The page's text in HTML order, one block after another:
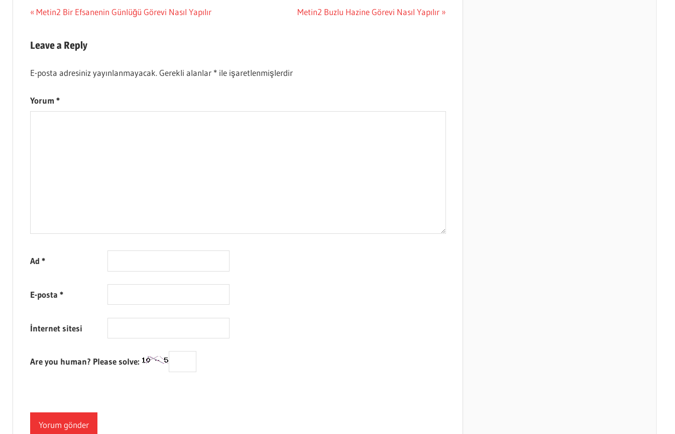
Yazı
Previous
Metin2 Bir Efsanenin Günlüğü Görevi Nasıl Yapılır
Next
Metin2 Buzlu Hazine Görevi Nasıl Yapılır
Leave a Reply
E-posta adresiniz yayınlanmayacak. Gerekli alanlar *ile işaretlenmişlerdir
Yorum *
Ad *
E-posta *
İnternet sitesi
Are you human? Please solve: